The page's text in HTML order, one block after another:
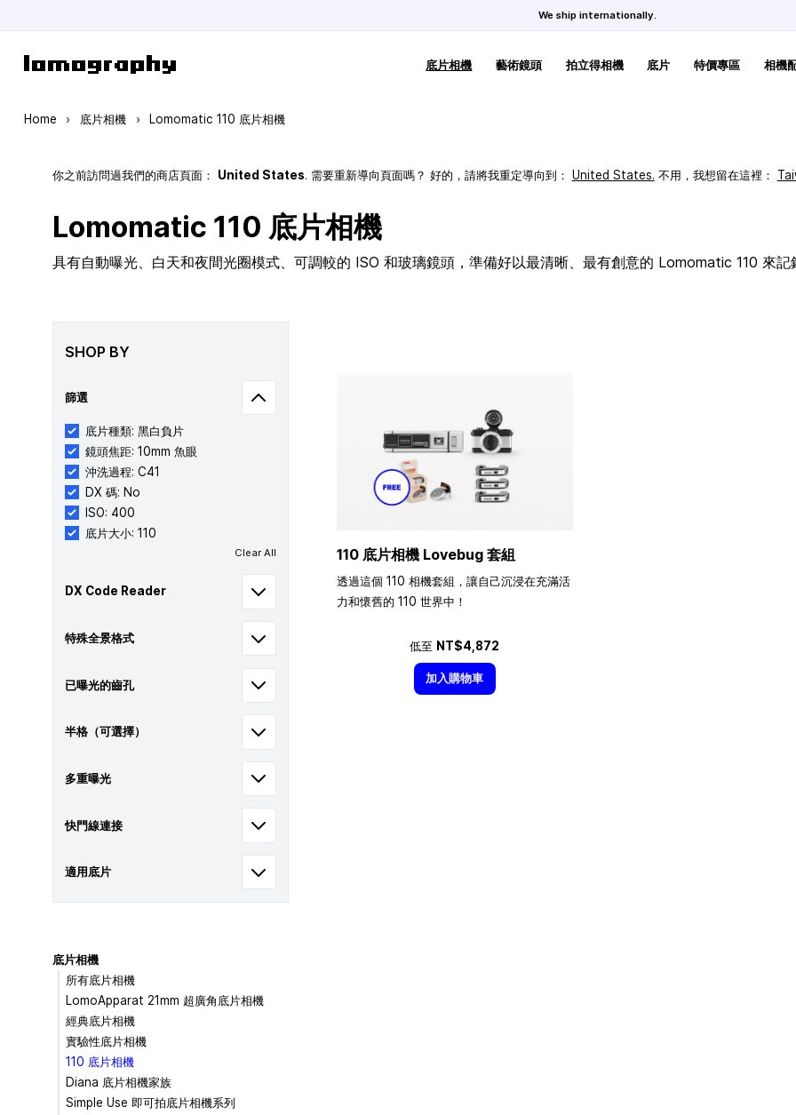
We ship internationally.
底片相機 藝術鏡頭 拍立得相機 底片 特價專區 相機
Home › 底片相機 › Lomomatic 110 底片相機
你之前訪問過我們的商店頁面： United States. 需要重新導向頁面嗎？ 好的，請將我重定導向到： United States. 不用，我想留在這裡：
Lomomatic 110 底片相機
具有自動曝光、白天和夜間光圈模式、可調較的 ISO 和玻璃鏡頭，準備好以最清晰、最有創意的 Lomomatic 110 來記
SHOP BY
篩選
底片種類: 黑白負片
鏡頭焦距: 10mm 魚眼
沖洗過程: C41
DX 碼: No
ISO: 400
底片大小: 110
Clear All
DX Code Reader
特殊全景格式
已曝光的齒孔
半格（可選擇）
多重曝光
快門線連接
適用底片
110 底片相機 Lovebug 套組
透過這個 110 相機套組，讓自己沉浸在充滿活
力和懷舊的 110 世界中！
低至 NT$4,872
加入購物車
底片相機
所有底片相機
LomoApparat 21mm 超廣角底片相機
經典底片相機
實驗性底片相機
110 底片相機
Diana 底片相機家族
Simple Use 即可拍底片相機系列